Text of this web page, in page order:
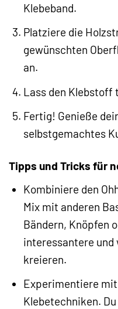
Klebeband.
Platziere die
gewünschten
an.
Lass den Klebstoff
Fertig! Genieße
selbstgemachtes
Tipps und Tricks für
Kombiniere den
Mix mit anderen
Bändern, Knöpfen
interessantere und
kreieren.
Experimentiere
Klebetechniken.